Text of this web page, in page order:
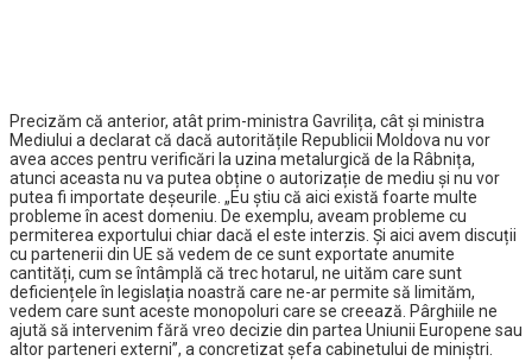
Precizăm că anterior, atât prim-ministra Gavrilița, cât și ministra
Mediului a declarat că dacă autoritățile Republicii Moldova nu vor
avea acces pentru verificări la uzina metalurgică de la Râbnița,
atunci aceasta nu va putea obține o autorizație de mediu și nu vor
putea fi importate deșeurile. „Eu știu că aici există foarte multe
probleme în acest domeniu. De exemplu, aveam probleme cu
permiterea exportului chiar dacă el este interzis. Și aici avem discuții
cu partenerii din UE să vedem de ce sunt exportate anumite
cantități, cum se întâmplă că trec hotarul, ne uităm care sunt
deficiențele în legislația noastră care ne-ar permite să limităm,
vedem care sunt aceste monopoluri care se creează. Pârghiile ne
ajută să intervenim fără vreo decizie din partea Uniunii Europene sau
altor parteneri externi”, a concretizat șefa cabinetului de miniștri.